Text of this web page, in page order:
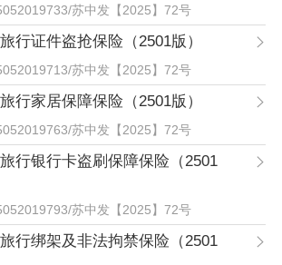
/苏中发【2025】72号
行证件盗抢保险（2501版）
/苏中发【2025】72号
行家居保障保险（2501版）
/苏中发【2025】72号
行银行卡盗刷保障保险（2501
/苏中发【2025】72号
行绑架及非法拘禁保险（2501